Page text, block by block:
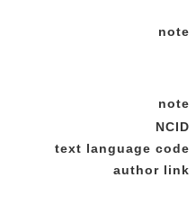
note
note
NCID
text language code
author link